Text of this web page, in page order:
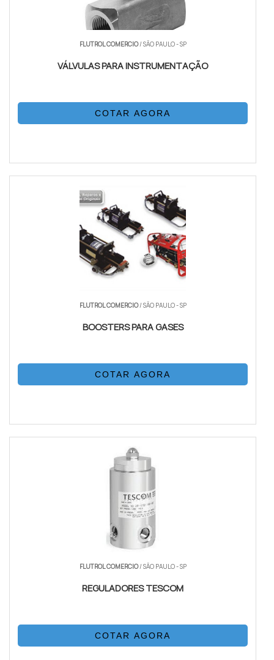
FLUTROL COMERCIO/ SÃO PAULO - SP
VÁLVULAS PARA INSTRUMENTAÇÃO
COTAR AGORA
FLUTROL COMERCIO/ SÃO PAULO - SP
BOOSTERS PARA GASES
COTAR AGORA
FLUTROL COMERCIO/ SÃO PAULO - SP
REGULADORES TESCOM
COTAR AGORA